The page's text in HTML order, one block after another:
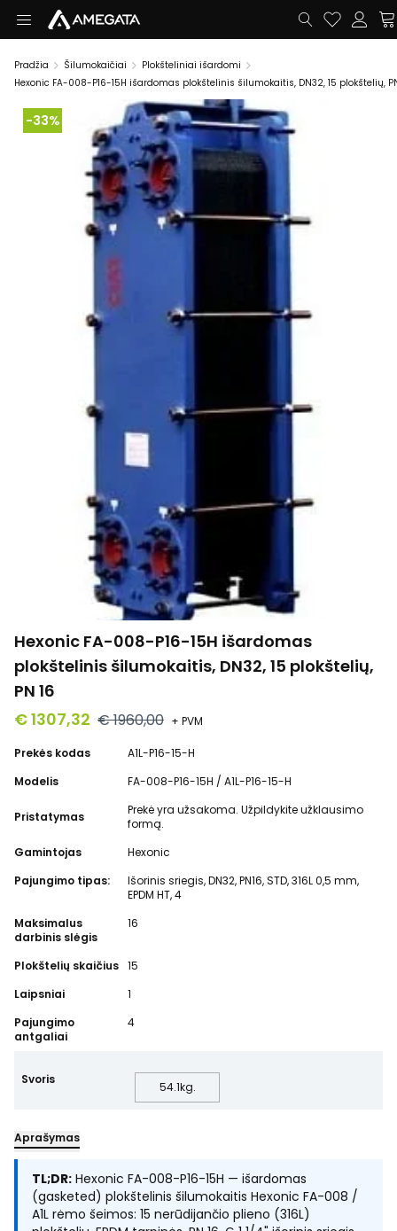
Pradžia Šilumokaičiai
Plokšteliniai išardomi
Hexonic FA-008-P16-15H išardomas plokštelinis šilumokaitis, DN32, 15 plokštelių,
-33%
Hexonic FA-008-P16-15H išardomas
plokštelinis šilumokaitis, DN32, 15 plokštelių,
PN 16
€ 1307,32 € 1960,00 + PVM
Prekės kodas
A1L-P16-15-H
Modelis
FA-008-P16-15H / A1L-P16-15-H
Pristatymas
Prekė yra užsakoma. Užpildykite užklausimo
formą.
Gamintojas
Hexonic
Pajungimo tipas:
Išorinis sriegis, DN32, PN16, STD, 316L 0,5 mm,
EPDM HT, 4
Maksimalus
darbinis slėgis
16
Plokštelių skaičius 15
Laipsniai
1
Pajungimo
antgaliai
4
Svoris
54.1kg.
Aprašymas
TL;DR: Hexonic FA-008-P16-15H — išardomas
(gasketed) plokštelinis šilumokaitis Hexonic FA-008 /
A1L rėmo šeimos: 15 nerūdijančio plieno (316L)